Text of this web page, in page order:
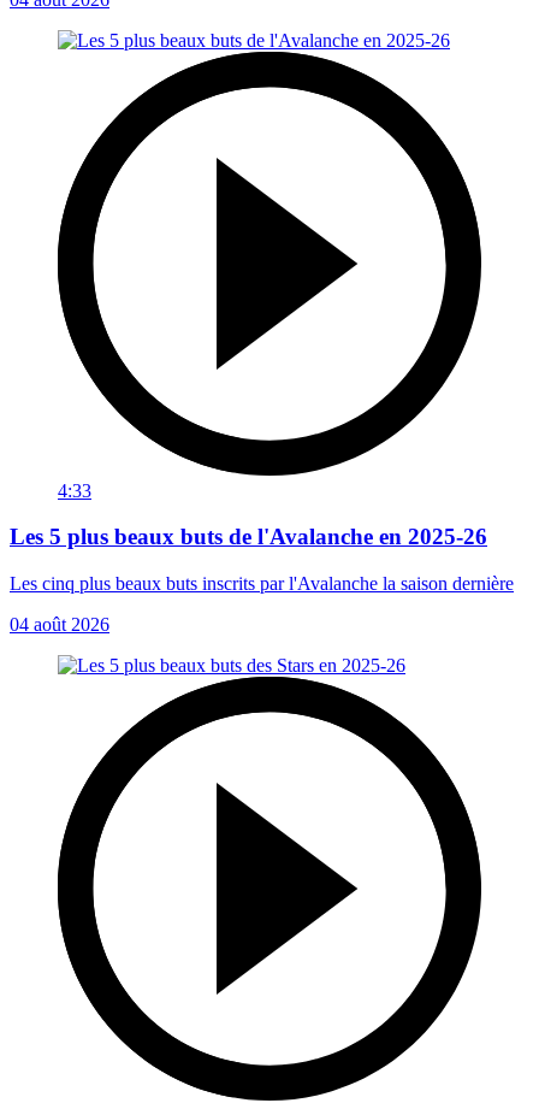
4:33
Les 5 plus beaux buts de l'Avalanche en 2025-26
Les cinq plus beaux buts inscrits par l'Avalanche la saison dernière
04 août 2026